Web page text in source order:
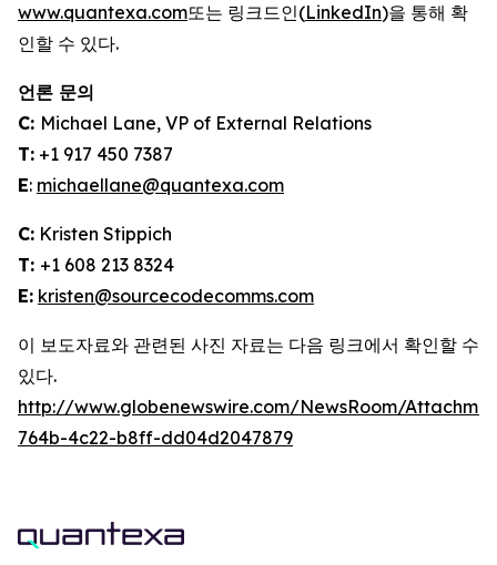
www.quantexa.com또는 링크드인(LinkedIn)을 통해 확
인할 수 있다.
언론 문의
C: Michael Lane, VP of External Relations
T: +1 917 450 7387
E: michaellane@quantexa.com
C: Kristen Stippich
T: +1 608 213 8324
E: kristen@sourcecodecomms.com
이 보도자료와 관련된 사진 자료는 다음 링크에서 확인할 수
있다.
http://www.globenewswire.com/NewsRoom/
764b-4c22-b8ff-dd04d2047879